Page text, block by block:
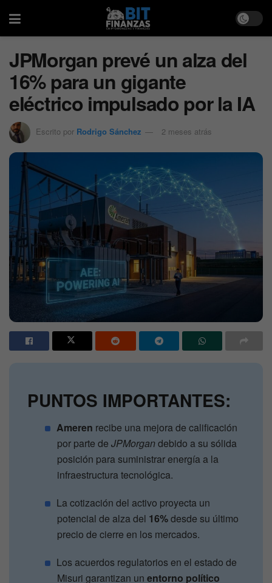
JPMorgan prevé un alza del
16% para un gigante
eléctrico impulsado por la IA
Escrito por Rodrigo Sánchez 2 meses atrás
PUNTOS IMPORTANTES:
Ameren recibe una mejora de calificación
por parte deJPMorgandebido a su sólida
posición para suministrar energía a la
infraestructura tecnológica.
La cotización del activo proyecta un
potencial de alza del 16%desde su último
precio de cierre en los mercados.
Los acuerdos regulatorios en el estado de
Misuri garantizan unentorno político